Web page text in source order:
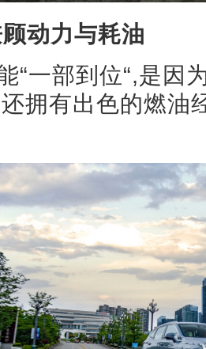
动力与耗油
“一部到位“,是因
拥有出色的燃油